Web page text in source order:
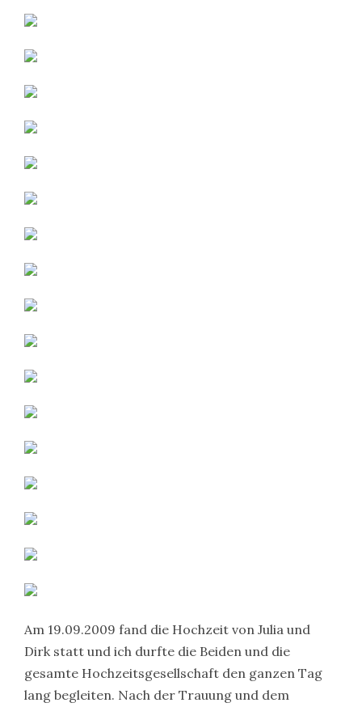
Am 19.09.2009 fand die Hochzeit von Julia und
Dirk statt und ich durfte die Beiden und die
gesamte Hochzeitsgesellschaft den ganzen Tag
lang begleiten. Nach der Trauung und dem